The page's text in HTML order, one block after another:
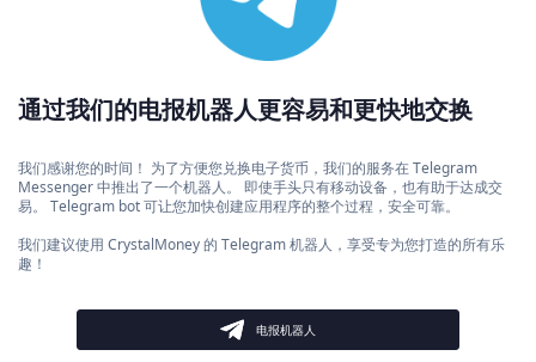
通过我们的电报机器人更容易和更快地交换
我们感谢您的时间！ 为了方便您兑换电子货币，我们的服务在 Telegram
Messenger 中推出了一个机器人。 即使手头只有移动设备，也有助于达成交
易。 Telegram bot 可让您加快创建应用程序的整个过程，安全可靠。
我们建议使用 CrystalMoney 的 Telegram 机器人，享受专为您打造的所有乐
趣！
电报机器人